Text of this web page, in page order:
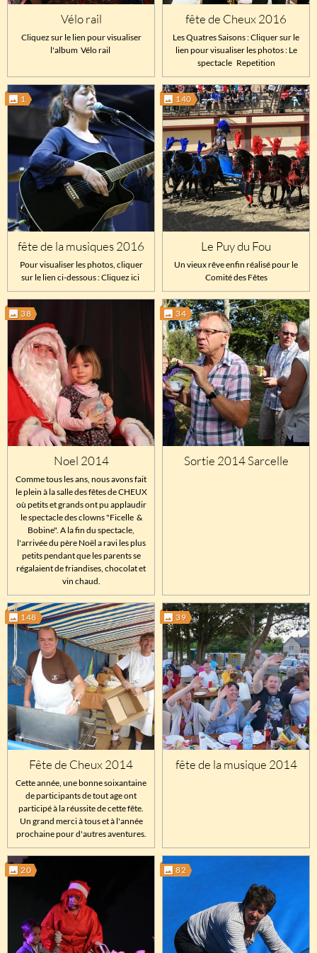
Vélo rail
Cliquez sur le lien pour visualiser
l'album Vélo rail
fête de Cheux 2016
Les Quatres Saisons : Cliquer sur le
lien pour visualiser les photos : Le
spectacle Repetition
1
fête de la musiques 2016
Pour visualiser les photos, cliquer
sur le lien ci-dessous : Cliquez ici
140
Le Puy du Fou
Un vieux rêve enfin réalisé pour le
Comité des Fêtes
38
Noel 2014
Comme tous les ans, nous avons fait
le plein à la salle des fêtes de CHEUX
où petits et grands ont pu applaudir
le spectacle des clowns "Ficelle &
Bobine". A la fin du spectacle,
l'arrivée du père Noël a ravi les plus
petits pendant que les parents se
régalaient de friandises, chocolat et
vin chaud.
34
Sortie 2014 Sarcelle
148
Fête de Cheux 2014
Cette année, une bonne soixantaine
de participants de tout age ont
participé à la réussite de cette fête.
Un grand merci à tous et à l'année
prochaine pour d'autres aventures.
39
fête de la musique 2014
20 82